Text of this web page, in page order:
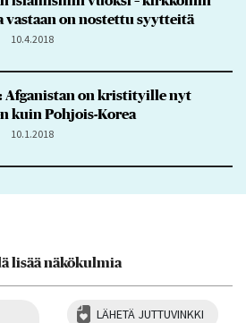
vastaan on nostettu syytteitä
10.4.2018
Afganistan on kristityille nyt
kuin Pohjois-Korea
10.1.2018
lisää näkökulmia
LÄHETÄ JUTTUVINKKI